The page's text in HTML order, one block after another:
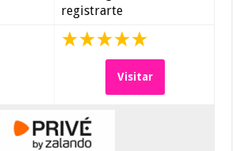
registrarte
Visitar